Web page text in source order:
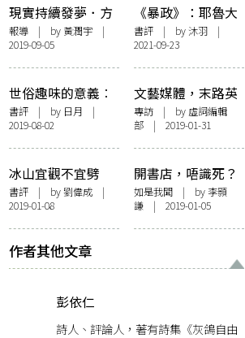
現實持續發夢．方
圓共同出神——記
《方圓》創刊號發
佈會
報導 | by 黃潤宇 |
2019-09-05
《暴政》：耶魯大
學教授話be water
同be friendly先有
自由
書評| by沐羽|
2021-09-23
世俗趣味的意義︰
讀陳麗芬《華語文
學與文化政治》
書評 | by 日月 |
2019-08-02
文藝媒體，末路英
雄——王聰威 X 鄧
小樺 X 紅眼．總編
三人談
專訪| by 虛詞編輯
部 | 2019-01-31
冰山宜觀不宜劈
——析胡晴舫的散
文風格
書評 | by劉偉成 |
2019-01-08
開書店，唔識死？
——柴灣義守書社
如是我聞| by 李顥
謙| 2019-01-05
作者其他文章
彭依仁
詩人、評論人，著有詩集《灰鴿自由